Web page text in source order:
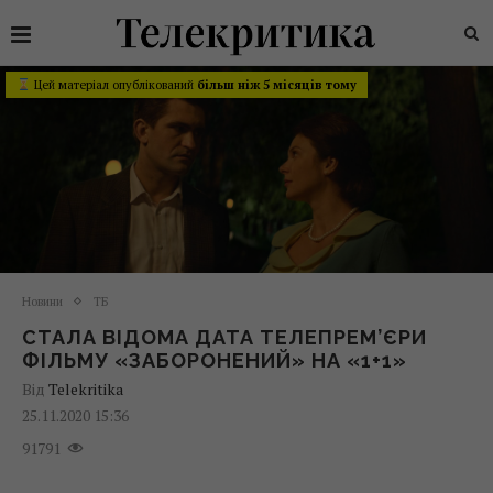
Цей матеріал опублікований більш ніж 5 місяців тому
Новини ТБ
СТАЛА ВІДОМА ДАТА ТЕЛЕПРЕМ’ЄРИ
ФІЛЬМУ «ЗАБОРОНЕНИЙ» НА «1+1»
Від Telekritika
25.11.2020 15:36
91791